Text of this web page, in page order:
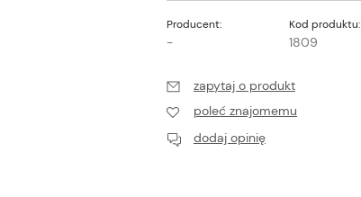
Producent:
-
Kod produktu:
1809
zapytaj o produkt
poleć znajomemu
dodaj opinię